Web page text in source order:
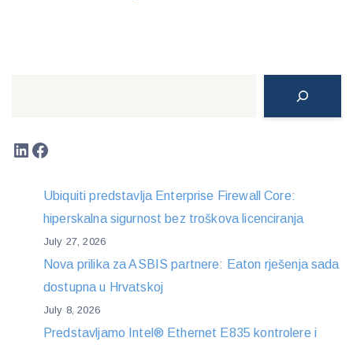
LinkedIn
Facebook
Ubiquiti predstavlja Enterprise Firewall Core:
hiperskalna sigurnost bez troškova licenciranja
July 27, 2026
Nova prilika za ASBIS partnere: Eaton rješenja sada
dostupna u Hrvatskoj
July 8, 2026
Predstavljamo Intel® Ethernet E835 kontrolere i